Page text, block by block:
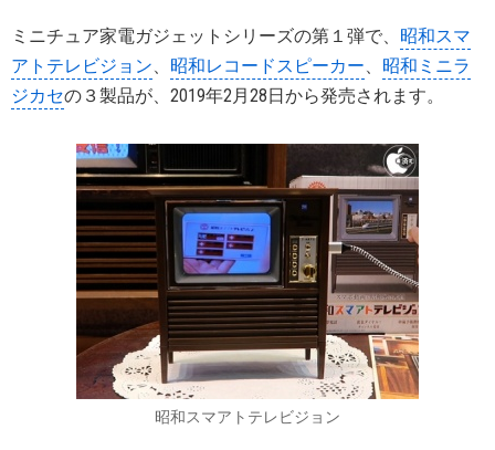
ミニチュア家電ガジェットシリーズの第１弾で、 昭和スマ
アトテレビジョン、 昭和レコードスピーカー、 昭和ミニラ
ジカセの３製品が、2019年2月28日から発売されます。
昭和スマアトテレビジョン